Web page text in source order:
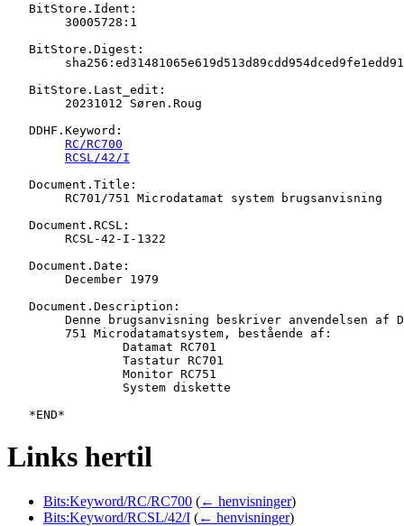
   BitStore.Ident:
   BitStore.Digest:
   BitStore.Last_edit:
   DDHF.Keyword:
RC/RC700
RCSL/42/I
   Document.Title:
   Document.RCSL:
   Document.Date:
   Document.Description:
Links hertil
Bits:Keyword/RC/RC700 (← henvisninger)
Bits:Keyword/RCSL/42/I (← henvisninger)